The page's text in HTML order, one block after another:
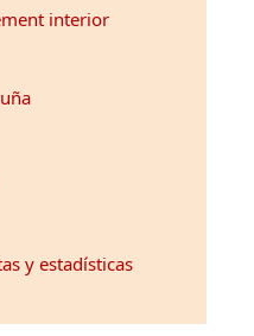
interior